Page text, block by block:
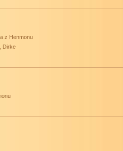
z Henmonu
Dirke